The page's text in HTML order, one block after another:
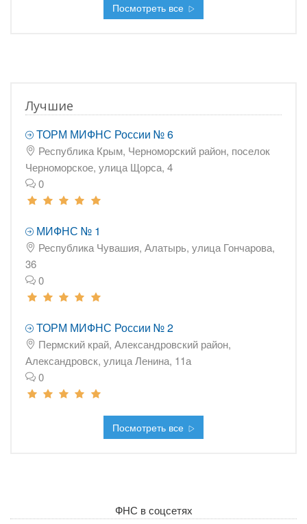
Посмотреть все
Лучшие
ТОРМ МИФНС России № 6
Республика Крым, Черноморский район, поселок
Черноморское, улица Щорса, 4
0
МИФНС № 1
Республика Чувашия, Алатырь, улица Гончарова,
36
0
ТОРМ МИФНС России № 2
Пермский край, Александровский район,
Александровск, улица Ленина, 11а
0
Посмотреть все
ФНС в соцсетях